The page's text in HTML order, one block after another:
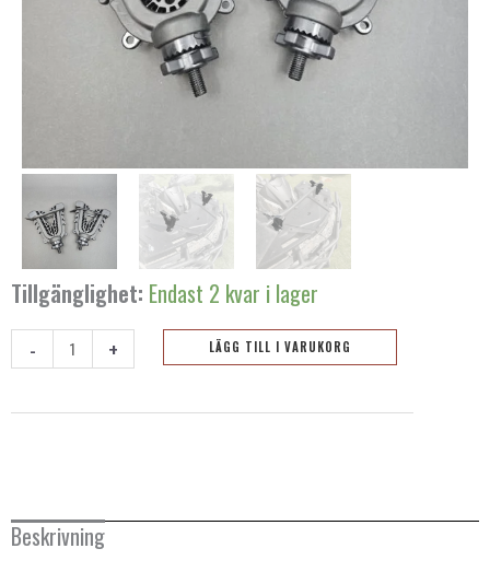
Tillgänglighet: Endast 2 kvar i lager
-
formad
-
2st
+ LÄGG TILL I VARUKORG
Beskrivning